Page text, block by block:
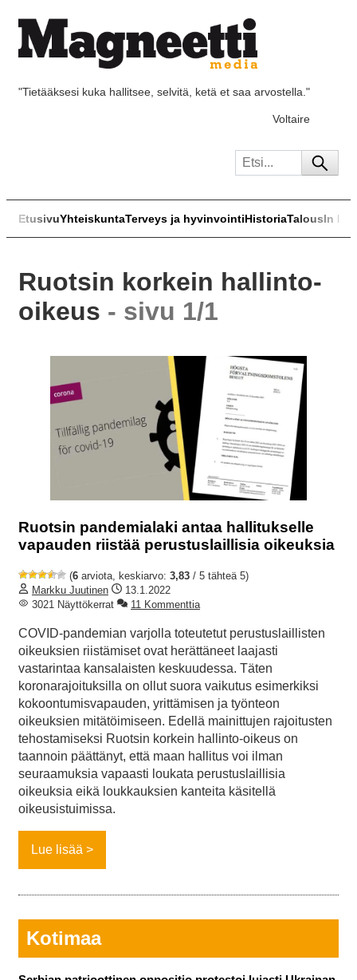
"Tietääksesi kuka hallitsee, selvitä, ketä et saa arvostella."
Voltaire
EtusivuYhteiskuntaTerveys ja hyvinvointiHistoriaTalousIn
Ruotsin korkein hallinto-
oikeus - sivu 1/1
Ruotsin pandemialaki antaa hallitukselle
vapauden riistää perustuslaillisia oikeuksia
(6 arviota, keskiarvo: 3,83 / 5 tähteä 5)
Markku Juutinen
13.1.2022
3021 Näyttökerrat
11 Kommenttia
COVID-pandemian varjolla toteutetut perustuslaillisten
oikeuksien riistämiset ovat herättäneet laajasti
vastarintaa kansalaisten keskuudessa. Täten
koronarajoituksilla on ollut suora vaikutus esimerkiksi
kokoontumisvapauden, yrittämisen ja työnteon
oikeuksien mitätöimiseen. Edellä mainittujen rajoitusten
tehostamiseksi Ruotsin korkein hallinto-oikeus on
taannoin päättänyt, että maan hallitus voi ilman
seuraamuksia vapaasti loukata perustuslaillisia
oikeuksia eikä loukkauksien kanteita käsitellä
oikeusistuimissa.
Lue lisää
Kotimaa